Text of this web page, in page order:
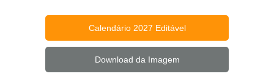
Calendário 2027 Editável
Download da Imagem